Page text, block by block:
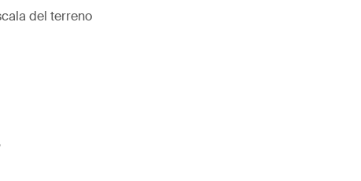
del terreno